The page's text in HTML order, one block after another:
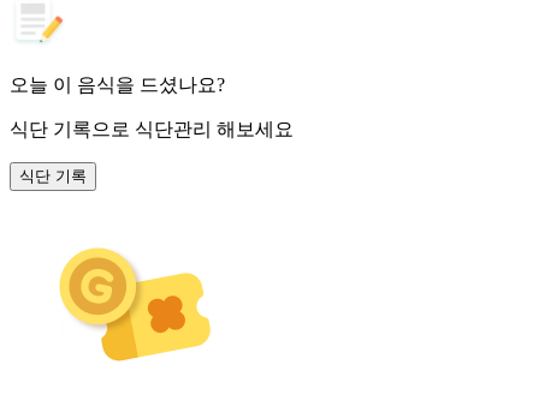
오늘 이 음식을 드셨나요?
식단 기록으로 식단관리 해보세요
식단 기록